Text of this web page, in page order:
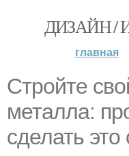
ДИЗАЙН /
главная
Стройте
металла:
сделать